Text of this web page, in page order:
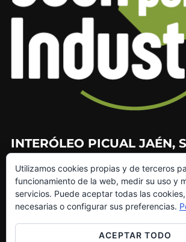
INTERÓLEO PICUAL JAÉN,
953 226 010
953 272 499
info@interoleo.com
canaldedenuncias@interoleo.com
Utilizamos cookies propias y de terceros
funcionamiento de la web, medir su uso y
servicios. Puede aceptar todas las
necesarias o configurar sus preferencias.
ACEPTAR TODO